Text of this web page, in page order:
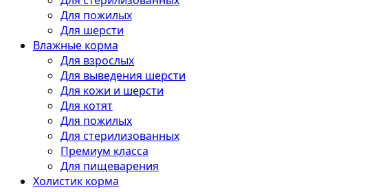
Для пожилых
Для шерсти
Влажные корма
Для взрослых
Для выведения шерсти
Для кожи и шерсти
Для котят
Для пожилых
Для стерилизованных
Премиум класса
Для пищеварения
Холистик корма